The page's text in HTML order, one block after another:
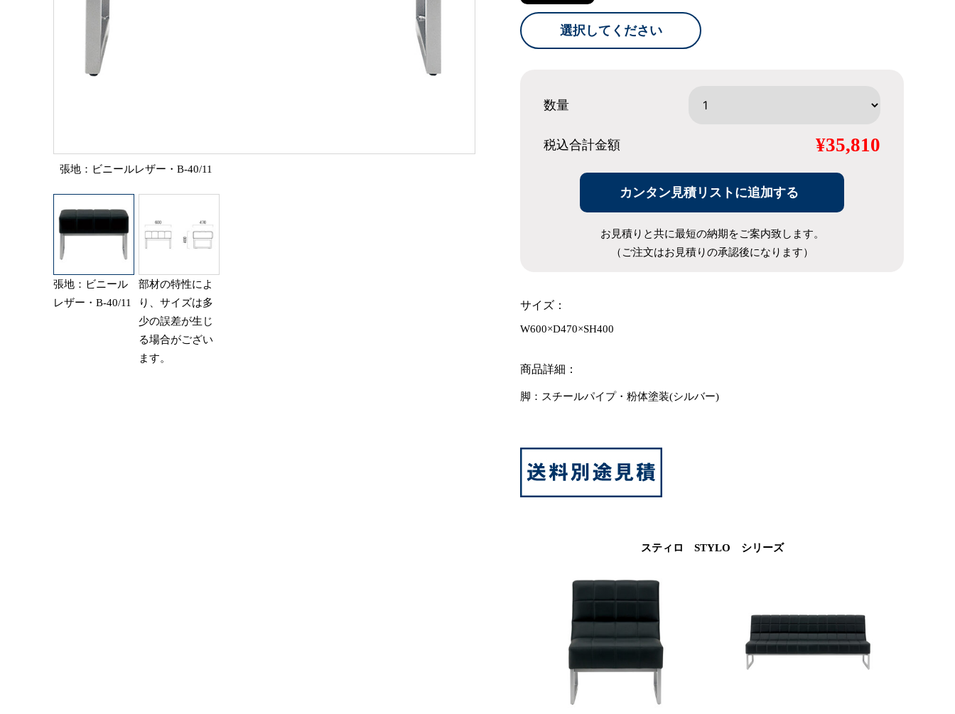
張地：ビニールレザー・B-40/11
張地：ビニール
レザー・B-40/11
部材の特性によ
り、サイズは多
少の誤差が生じ
る場合がござい
ます。
選択してください
数量
税込合計金額 ¥35,810
カンタン見積リストに追加する
お見積りと共に最短の納期をご案内致します。
（ご注文はお見積りの承認後になります）
サイズ：
W600×D470×SH400
商品詳細：
脚：スチールパイプ・粉体塗装(シルバー)
スティロ STYLO シリーズ